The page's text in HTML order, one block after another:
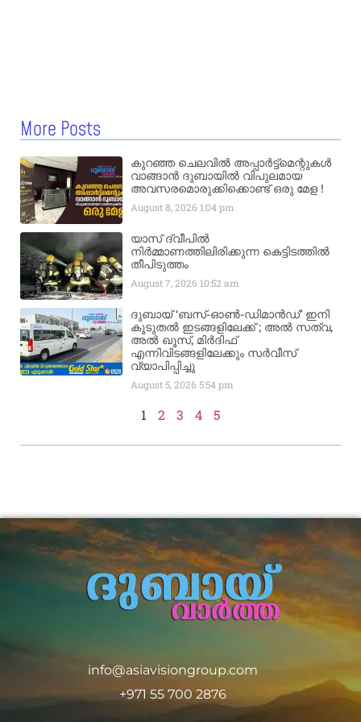
More Posts
കുറഞ്ഞ ചെലവിൽ അപ്പാർട്ട്മെന്റുകൾ
വാങ്ങാൻ ദുബായിൽ വിപുലമായ
അവസരമൊരുക്കിക്കൊണ്ട് ഒരു മേള !
August 8, 2026 1:04 pm
യാസ് ദ്വീപിൽ
നിർമ്മാണത്തിലിരിക്കുന്ന കെട്ടിടത്തിൽ
തീപിടുത്തം
August 7, 2026 10:52 am
ദുബായ് ‘ബസ്-ഓൺ-ഡിമാൻഡ്’ ഇനി
കൂടുതൽ ഇടങ്ങളിലേക്ക് ; അൽ സത്വ,
അൽ ഖൂസ്, മിർദിഫ്
എന്നിവിടങ്ങളിലേക്കും സർവീസ്
വ്യാപിപ്പിച്ചു
August 5, 20265:54 pm
1 2 3 4 5
info@asiavisiongroup.com
+971 55 700 2876